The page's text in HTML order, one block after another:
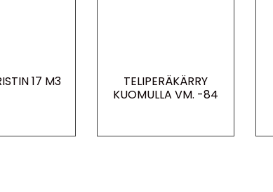
17 M3
TELIPERÄKÄRRY
KUOMULLA VM. -84